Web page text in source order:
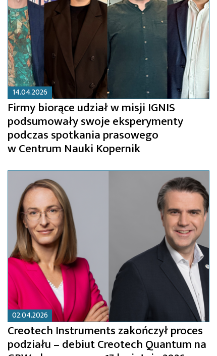
14.04.2026
Firmy biorące udział w misji IGNIS
podsumowały swoje eksperymenty
podczas spotkania prasowego
w Centrum Nauki Kopernik
02.04.2026
Creotech Instruments zakończył proces
podziału – debiut Creotech Quantum na